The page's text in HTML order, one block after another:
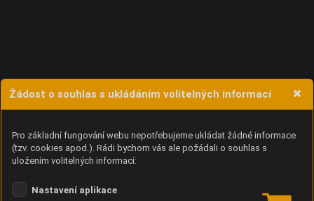
Žádost o souhlas s ukládáním volitelných informací
Pro základní fungování webu nepotřebujeme ukládat žádné informace
(tzv. cookies apod.). Rádi bychom vás ale požádali o souhlas s
uložením volitelných informací:
Nastavení aplikace